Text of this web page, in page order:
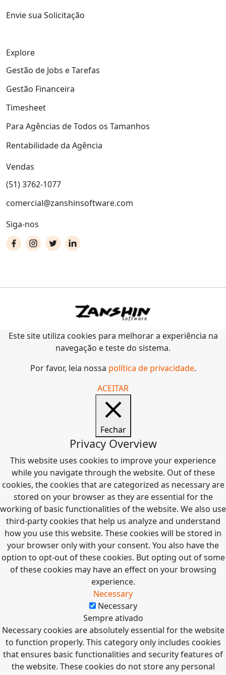
Envie sua Solicitação
Explore
Gestão de Jobs e Tarefas
Gestão Financeira
Timesheet
Para Agências de Todos os Tamanhos
Rentabilidade da Agência
Vendas
(51) 3762-1077
comercial@zanshinsoftware.com
Siga-nos
Este site utiliza cookies para melhorar a experiência na
navegação e teste do sistema.
Por favor, leia nossa política de privacidade.
ACEITAR
Fechar
Privacy Overview
This website uses cookies to improve your experience
while you navigate through the website. Out of these
cookies, the cookies that are categorized as necessary are
stored on your browser as they are essential for the
working of basic functionalities of the website. We also use
third-party cookies that help us analyze and understand
how you use this website. These cookies will be stored in
your browser only with your consent. You also have the
option to opt-out of these cookies. But opting out of some
of these cookies may have an effect on your browsing
experience.
Necessary
Necessary
Sempre ativado
Necessary cookies are absolutely essential for the website
to function properly. This category only includes cookies
that ensures basic functionalities and security features of
the website. These cookies do not store any personal